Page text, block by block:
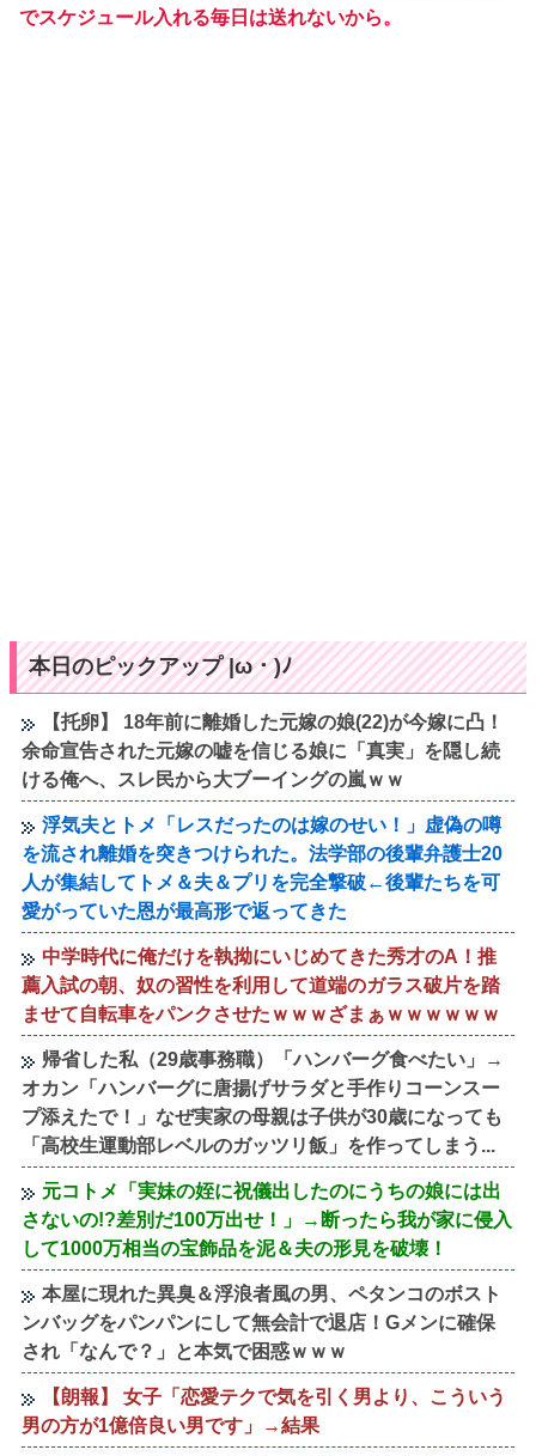
でスケジュール入れる毎日は送れないから。
本日のピックアップ |ω・)ﾉ
【托卵】 18年前に離婚した元嫁の娘(22)が今嫁に凸！
余命宣告された元嫁の嘘を信じる娘に「真実」を隠し続
ける俺へ、スレ民から大ブーイングの嵐ｗｗ
浮気夫とトメ「レスだったのは嫁のせい！」虚偽の噂
を流され離婚を突きつけられた。法学部の後輩弁護士20
人が集結してトメ＆夫＆プリを完全撃破←後輩たちを可
愛がっていた恩が最高形で返ってきた
中学時代に俺だけを執拗にいじめてきた秀才のA！推
薦入試の朝、奴の習性を利用して道端のガラス破片を踏
ませて自転車をパンクさせたｗｗｗざまぁｗｗｗｗｗｗ
帰省した私（29歳事務職）「ハンバーグ食べたい」→
オカン「ハンバーグに唐揚げサラダと手作りコーンスー
プ添えたで！」なぜ実家の母親は子供が30歳になっても
「高校生運動部レベルのガッツリ飯」を作ってしまう...
元コトメ「実妹の姪に祝儀出したのにうちの娘には出
さないの!?差別だ100万出せ！」→断ったら我が家に侵入
して1000万相当の宝飾品を泥＆夫の形見を破壊！
本屋に現れた異臭＆浮浪者風の男、ペタンコのボスト
ンバッグをパンパンにして無会計で退店！Gメンに確保
され「なんで？」と本気で困惑ｗｗｗ
【朗報】 女子「恋愛テクで気を引く男より、こういう
男の方が1億倍良い男です」→結果